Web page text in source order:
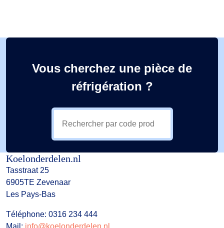
Vous cherchez une pièce de
réfrigération ?
Koelonderdelen.nl
Tasstraat 25
6905TE Zevenaar
Les Pays-Bas
Téléphone: 0316 234 444